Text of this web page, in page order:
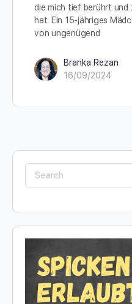
die mich tief berührt und
hat. Ein 15-jähriges
von ungenügend
Branka Rezan
16/09/2024
Search
for: